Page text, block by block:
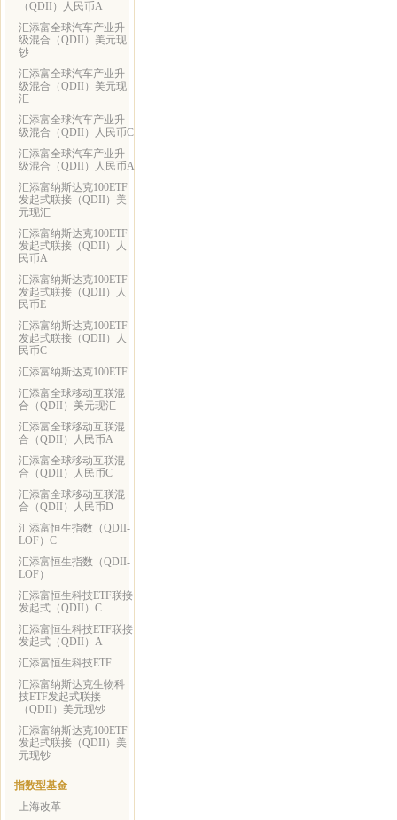
（QDII）人民币A
汇添富全球汽车产业升
级混合（QDII）美元现
钞
汇添富全球汽车产业升
级混合（QDII）美元现
汇
汇添富全球汽车产业升
级混合（QDII）人民币C
汇添富全球汽车产业升
级混合（QDII）人民币A
汇添富纳斯达克100ETF
发起式联接（QDII）美
元现汇
汇添富纳斯达克100ETF
发起式联接（QDII）人
民币A
汇添富纳斯达克100ETF
发起式联接（QDII）人
民币E
汇添富纳斯达克100ETF
发起式联接（QDII）人
民币C
汇添富纳斯达克100ETF
汇添富全球移动互联混
合（QDII）美元现汇
汇添富全球移动互联混
合（QDII）人民币A
汇添富全球移动互联混
合（QDII）人民币C
汇添富全球移动互联混
合（QDII）人民币D
汇添富恒生指数（QDII-
LOF）C
汇添富恒生指数（QDII-
LOF）
汇添富恒生科技ETF联接
发起式（QDII）C
汇添富恒生科技ETF联接
发起式（QDII）A
汇添富恒生科技ETF
汇添富纳斯达克生物科
技ETF发起式联接
（QDII）美元现钞
汇添富纳斯达克100ETF
发起式联接（QDII）美
元现钞
指数型基金
上海改革